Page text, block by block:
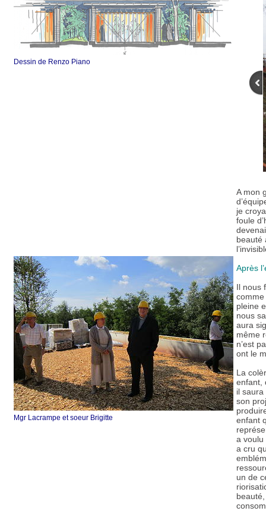
Dessin de Renzo Piano
Mgr Lacrampe et soeur Brigitte
A mon
je
foule
beauté
Après
Il nous
comme
pleine
nous
aura
même
n’est
ont le
La
enfant,
il
son
enfant
a voulu
a cru
un de